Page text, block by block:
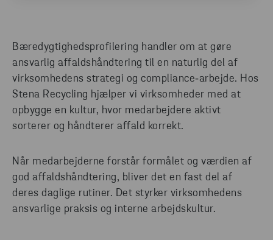
Bæredygtighedsprofilering handler om at gøre
ansvarlig affaldshåndtering til en naturlig del af
virksomhedens strategi og compliance‑arbejde. Hos
Stena Recycling hjælper vi virksomheder med at
opbygge en kultur, hvor medarbejdere aktivt
sorterer og håndterer affald korrekt.
Når medarbejderne forstår formålet og værdien af
god affaldshåndtering, bliver det en fast del af
deres daglige rutiner. Det styrker virksomhedens
ansvarlige praksis og interne arbejdskultur.
sortere eller genanvende dit affald – eller har du
andre spørgsmål – så kontakt os. Udfyld
kontaktformularen, og en af vores eksperter vender
tilbage til dig.